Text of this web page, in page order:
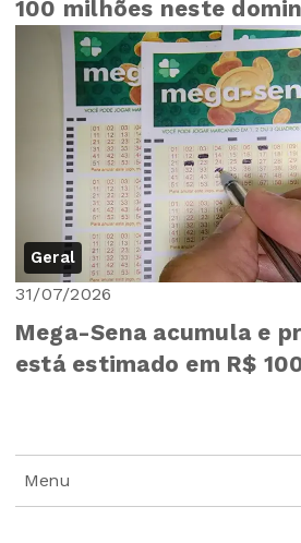
100 milhões neste
Geral
31/07/2026
Mega-Sena acumula e
está estimado em R$
Menu